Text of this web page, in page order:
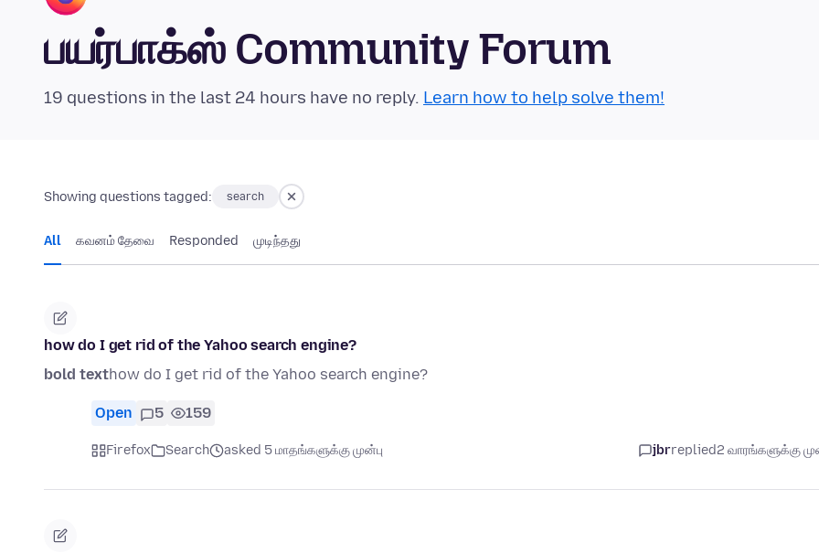
பயர்பாக்ஸ் Community Forum
19 questions in the last 24 hours have no reply. Learn how to help solve them!
Showing questions tagged: search
All கவனம் தேவை Responded முடிந்தது
how do I get rid of the Yahoo search engine?
bold texthow do I get rid of the Yahoo search engine?
Open 5 159
Firefox Search asked 5 மாதங்களுக்கு முன்பு jbrreplied2 வாரங்களுக்கு